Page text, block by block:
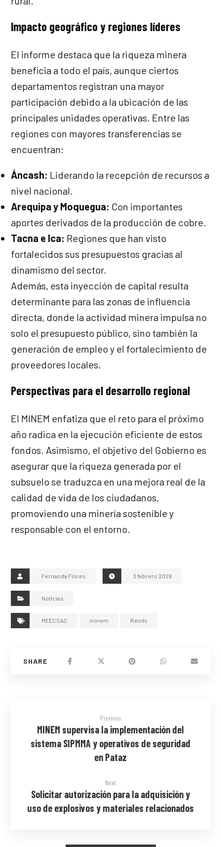
Impacto geográfico y regiones líderes
El informe destaca que la riqueza minera
beneficia a todo el país, aunque ciertos
departamentos registran una mayor
participación debido a la ubicación de las
principales unidades operativas. Entre las
regiones con mayores transferencias se
encuentran:
Áncash: Liderando la recepción de recursos a
nivel nacional.
Arequipa y Moquegua: Con importantes
aportes derivados de la producción de cobre.
Tacna e Ica: Regiones que han visto
fortalecidos sus presupuestos gracias al
dinamismo del sector.
Además, esta inyección de capital resulta
determinante para las zonas de influencia
directa, donde la actividad minera impulsa no
solo el presupuesto público, sino también la
generación de empleo y el fortalecimiento de
proveedores locales.
Perspectivas para el desarrollo regional
El MINEM enfatiza que el reto para el próximo
año radica en la ejecución eficiente de estos
fondos. Asimismo, el objetivo del Gobierno es
asegurar que la riqueza generada por el
subsuelo se traduzca en una mejora real de la
calidad de vida de los ciudadanos,
promoviendo una minería sostenible y
responsable con el entorno.
Fernanda Flores 3 febrero 2026
Noticias
MEECSAC minem Reinfo
Previous
MINEM supervisa la implementación del
sistema SIPMMA y operativos de seguridad
en Pataz
Next
Solicitar autorización para la adquisición y
uso de explosivos y materiales relacionados